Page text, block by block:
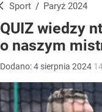
Sport / Paryż 2024
QUIZ wiedzy
o naszym
Dodano:4 sierpnia 2024